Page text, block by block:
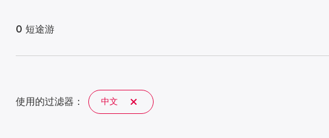
0 短途游
使用的过滤器： 中文